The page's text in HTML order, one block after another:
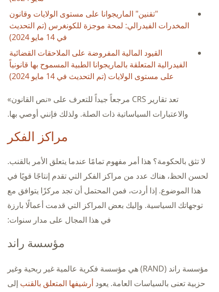
"تقنين" الماريجوانا على مستوى الولايات وقانون
المخدرات الفيدرالي: لمحة موجزة للكونغرس (تم التحديث
في 14 مايو 2024)
القيود المالية المفروضة على الملاحقات القضائية
الفيدرالية المتعلقة بالماريجوانا الطبية المسموح بها قانونياً
على مستوى الولايات (تم التحديث في 14 مايو 2024)
تعد تقارير CRS مرجعاً جيداً للتعرف على «نص القانون»
والاعتبارات السياساتية ذات الصلة. ولذلك فإنني أوصي بها.
مراكز الفكر
لا تثق بالحكومة؟ هذا أمر مفهوم تمامًا عندما يتعلق الأمر بالقنب.
لحسن الحظ، هناك عدد من مراكز الفكر التي تقدم إنتاجًا قويًا في
هذا الموضوع. إذا أردت، فمن المحتمل أن تجد مركزًا يتوافق مع
توجهاتك السياسية. وإليك بعض المراكز التي قدمت أعمالًا بارزة
في هذا المجال على مدار سنوات:
مؤسسة راند
مؤسسة راند (RAND) هي مؤسسة فكرية عالمية غير ربحية وغير
حزبية تعنى بالسياسات العامة. يعود أرشيفها المتعلق بالقنب إلى